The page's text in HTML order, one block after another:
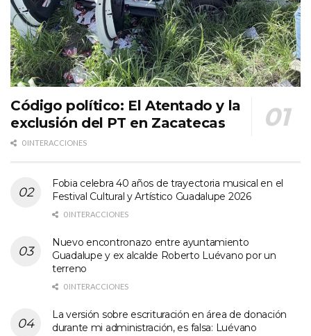
Código político: El Atentado y la
exclusión del PT en Zacatecas
0 INTERACCIONES
Fobia celebra 40 años de trayectoria musical en el
Festival Cultural y Artístico Guadalupe 2026
0 INTERACCIONES
Nuevo encontronazo entre ayuntamiento
Guadalupe y ex alcalde Roberto Luévano por un
terreno
0 INTERACCIONES
La versión sobre escrituración en área de donación
durante mi administración, es falsa: Luévano